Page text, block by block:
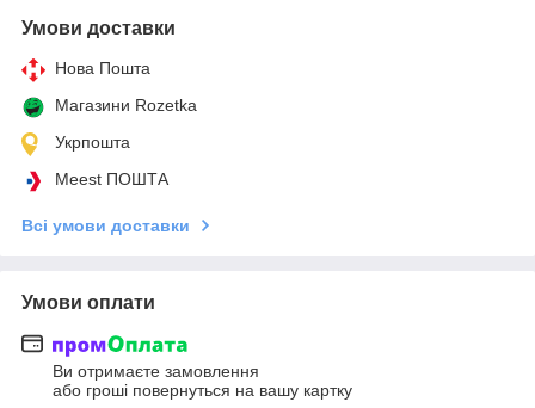
Умови доставки
Нова Пошта
Магазини Rozetka
Укрпошта
Meest ПОШТА
Всі умови доставки
Умови оплати
Ви отримаєте замовлення
або гроші повернуться на вашу картку